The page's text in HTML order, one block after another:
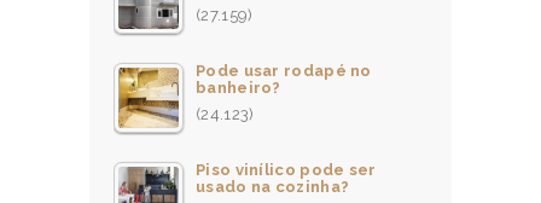
(27.159)
Pode usar rodapé no
banheiro?
(24.123)
Piso vinílico pode ser
usado na cozinha?